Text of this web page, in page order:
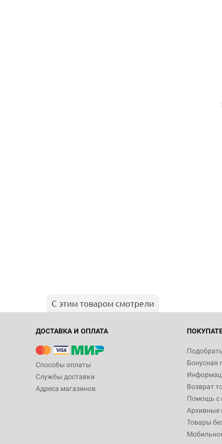
С этим товаром смотрели
ДОСТАВКА И ОПЛАТА
Способы оплаты
Службы доставки
Адреса магазинов
Бонусная
Возврат
Помощь с
Архивные
Товары